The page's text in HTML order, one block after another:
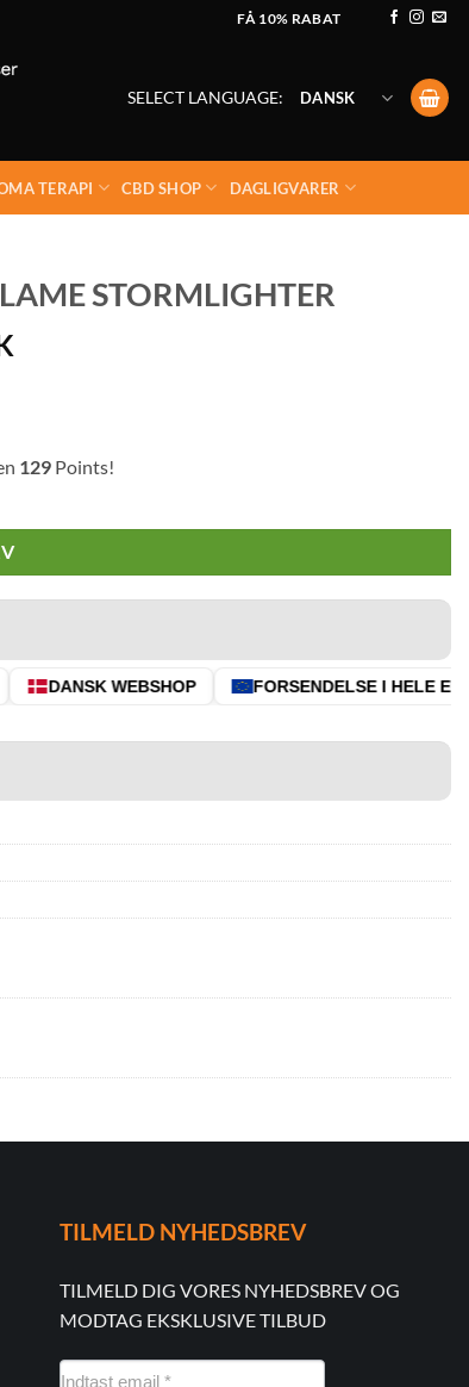
FÅ 10% RABAT
SELECT LANGUAGE: DANSK
TERAPI CBD SHOP DAGLIGVARER
STORMLIGHTER
129 Points!
DANSK WEBSHOP FORSENDELSE I HELE EU
TILMELD NYHEDSBREV
TILMELD DIG VORES NYHEDSBREV OG
MODTAG EKSKLUSIVE TILBUD
NYHEDSMAIL